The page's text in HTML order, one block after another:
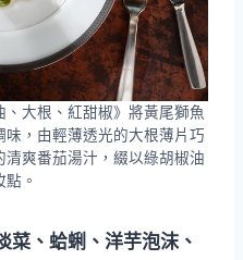
、大根、紅甜椒》將黃尾獅魚
，由輕薄透光的大根薄片巧
爽番茄湯汁，綴以綠胡椒油
點。
菜、蛤蜊、洋芋泡沫、